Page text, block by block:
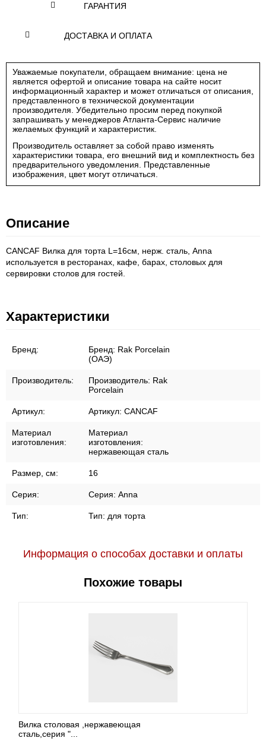
ГАРАНТИЯ
ДОСТАВКА И ОПЛАТА
Уважаемые покупатели, обращаем внимание: цена не
является офертой и описание товара на сайте носит
информационный характер и может отличаться от описания,
представленного в технической документации
производителя. Убедительно просим перед покупкой
запрашивать у менеджеров Атланта-Сервис наличие
желаемых функций и характеристик.
Производитель оставляет за собой право изменять
характеристики товара, его внешний вид и комплектность без
предварительного уведомления. Представленные
изображения, цвет могут отличаться.
Описание
CANCAF Вилка для торта L=16см, нерж. сталь, Anna
используется в ресторанах, кафе, барах, столовых для
сервировки столов для гостей.
Характеристики
Бренд: Бренд: Rak Porcelain
(ОАЭ)
Производитель: Производитель: Rak
Porcelain
Артикул: Артикул: CANCAF
Материал
изготовления:
Материал
изготовления:
нержавеющая сталь
Размер, см: 16
Серия: Серия: Anna
Тип: Тип: для торта
Информация о способах доставки и оплаты
Похожие товары
Вилка столовая ,нержавеющая
сталь,серия "...